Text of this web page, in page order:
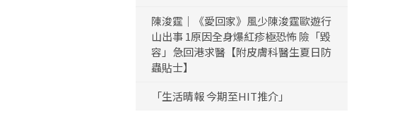
陳浚霆｜《愛回家》風少陳浚霆歐遊行
山出事 1原因全身爆紅疹極恐怖 險「毀
容」急回港求醫【附皮膚科醫生夏日防
蟲貼士】
「生活晴報 今期至HIT推介」